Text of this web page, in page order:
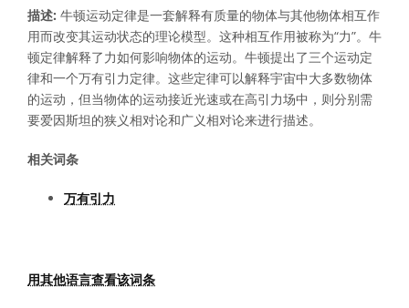
描述: 牛顿运动定律是一套解释有质量的物体与其他物体相互作
用而改变其运动状态的理论模型。这种相互作用被称为“力”。牛
顿定律解释了力如何影响物体的运动。牛顿提出了三个运动定
律和一个万有引力定律。这些定律可以解释宇宙中大多数物体
的运动，但当物体的运动接近光速或在高引力场中，则分别需
要爱因斯坦的狭义相对论和广义相对论来进行描述。
相关词条
万有引力
用其他语言查看该词条